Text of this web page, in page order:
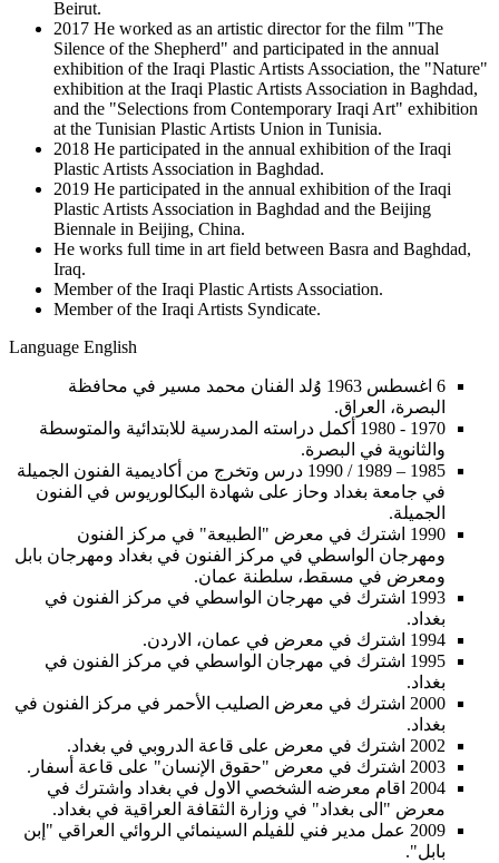
Beirut.
2017 He worked as an artistic director for the film "The
Silence of the Shepherd" and participated in the annual
exhibition of the Iraqi Plastic Artists Association, the "Nature"
exhibition at the Iraqi Plastic Artists Association in Baghdad,
and the "Selections from Contemporary Iraqi Art" exhibition
at the Tunisian Plastic Artists Union in Tunisia.
2018 He participated in the annual exhibition of the Iraqi
Plastic Artists Association in Baghdad.
2019 He participated in the annual exhibition of the Iraqi
Plastic Artists Association in Baghdad and the Beijing
Biennale in Beijing, China.
He works full time in art field between Basra and Baghdad,
Iraq.
Member of the Iraqi Plastic Artists Association.
Member of the Iraqi Artists Syndicate.
Language English
6 اغسطس 1963 وُلد الفنان محمد مسير في محافظة
البصرة، العراق.
1970 - 1980 أكمل دراسته المدرسية للابتدائية والمتوسطة
والثانوية في البصرة.
1985 – 1989 / 1990 درس وتخرج من أكاديمية الفنون الجميلة
في جامعة بغداد وحاز على شهادة البكالوريوس في الفنون
الجميلة.
1990 اشترك في معرض "الطبيعة" في مركز الفنون
ومهرجان الواسطي في مركز الفنون في بغداد ومهرجان بابل
ومعرض في مسقط، سلطنة عمان.
1993 اشترك في مهرجان الواسطي في مركز الفنون في
بغداد.
1994 اشترك في معرض في عمان، الاردن.
1995 اشترك في مهرجان الواسطي في مركز الفنون في
بغداد.
2000 اشترك في معرض الصليب الأحمر في مركز الفنون في
بغداد.
2002 اشترك في معرض على قاعة الدروبي في بغداد.
2003 اشترك في معرض "حقوق الإنسان" على قاعة أسفار.
2004 اقام معرضه الشخصي الاول في بغداد واشترك في
معرض "الى بغداد" في وزارة الثقافة العراقية في بغداد.
2009 عمل مدير فني للفيلم السينمائي الروائي العراقي "إبن
بابل".